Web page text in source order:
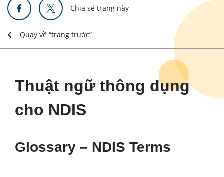
Chia sẻ trang này
Quay về “trang trước”
Thuật ngữ thông dụng
cho NDIS
Glossary – NDIS Terms